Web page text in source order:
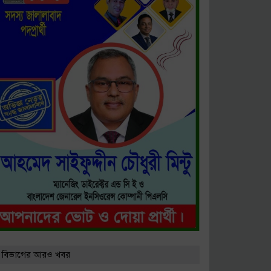
দর্শানোর নোটিশ
আরও খবর